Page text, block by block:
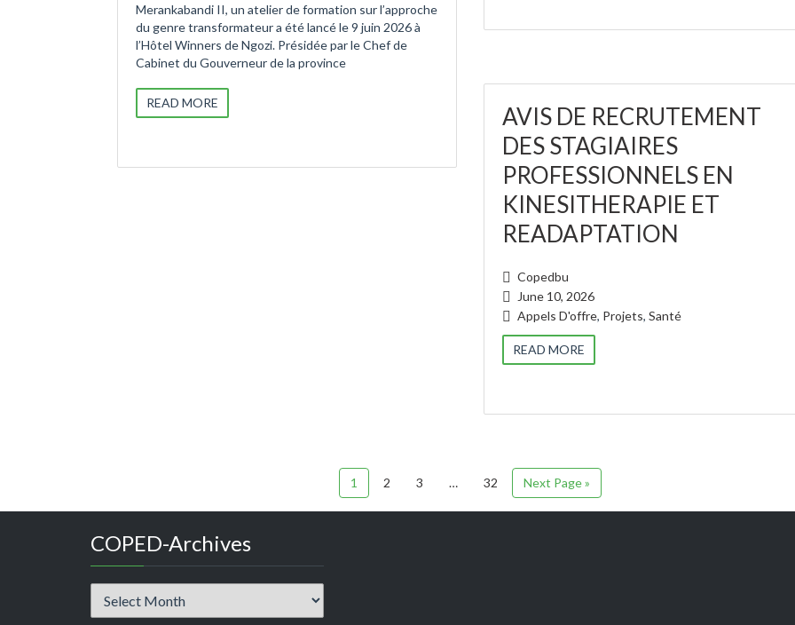
Merankabandi II, un atelier de formation sur l’approche
du genre transformateur a été lancé le 9 juin 2026 à
l’Hôtel Winners de Ngozi. Présidée par le Chef de
Cabinet du Gouverneur de la province
READ MORE
AVIS DE RECRUTEMENT
DES STAGIAIRES
PROFESSIONNELS EN
KINESITHERAPIE ET
READAPTATION
Copedbu
June 10, 2026
Appels D'offre, Projets, Santé
READ MORE
1 2 3 … 32 Next Page »
COPED-Archives
Archives